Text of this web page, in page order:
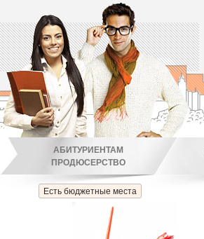
Есть бюджетные места
АБИТУРИЕНТАМ
ПРОДЮСЕРСТВО